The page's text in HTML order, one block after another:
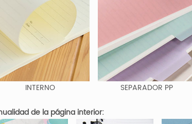
INTERNO SEPARADOR PP
de la página interior: